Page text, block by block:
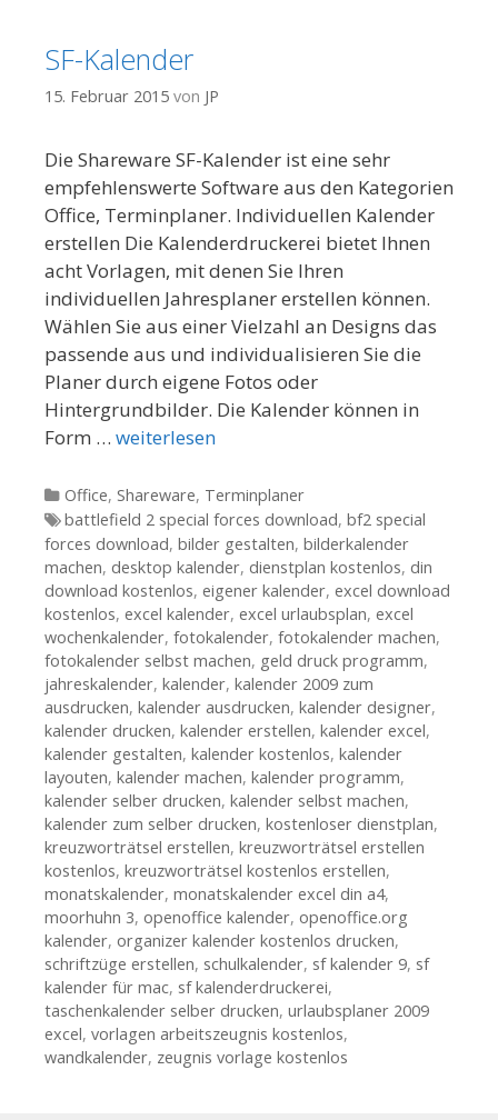
SF-Kalender
15. Februar 2015 von JP
Die Shareware SF-Kalender ist eine sehr
empfehlenswerte Software aus den Kategorien
Office, Terminplaner. Individuellen Kalender
erstellen Die Kalenderdruckerei bietet Ihnen
acht Vorlagen, mit denen Sie Ihren
individuellen Jahresplaner erstellen können.
Wählen Sie aus einer Vielzahl an Designs das
passende aus und individualisieren Sie die
Planer durch eigene Fotos oder
Hintergrundbilder. Die Kalender können in
Form … weiterlesen
Kategorien
Office, Shareware, Terminplaner
Tags
battlefield 2 special forces download, bf2 special
forces download, bilder gestalten, bilderkalender
machen, desktop kalender, dienstplan kostenlos, din
download kostenlos, eigener kalender, excel download
kostenlos, excel kalender, excel urlaubsplan, excel
wochenkalender, fotokalender, fotokalender machen,
fotokalender selbst machen, geld druck programm,
jahreskalender, kalender, kalender 2009 zum
ausdrucken, kalender ausdrucken, kalender designer,
kalender drucken, kalender erstellen, kalender excel,
kalender gestalten, kalender kostenlos, kalender
layouten, kalender machen, kalender programm,
kalender selber drucken, kalender selbst machen,
kalender zum selber drucken, kostenloser dienstplan,
kreuzworträtsel erstellen, kreuzworträtsel erstellen
kostenlos, kreuzworträtsel kostenlos erstellen,
monatskalender, monatskalender excel din a4,
moorhuhn 3, openoffice kalender, openoffice.org
kalender, organizer kalender kostenlos drucken,
schriftzüge erstellen, schulkalender, sf kalender 9, sf
kalender für mac, sf kalenderdruckerei,
taschenkalender selber drucken, urlaubsplaner 2009
excel, vorlagen arbeitszeugnis kostenlos,
wandkalender, zeugnis vorlage kostenlos